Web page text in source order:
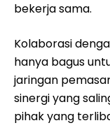
bekerja sama.
Kolaborasi
hanya bagus
jaringan
sinergi yang
pihak yang